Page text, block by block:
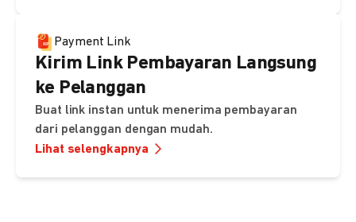
Payment Link
Kirim Link Pembayaran Langsung
ke Pelanggan
Buat link instan untuk menerima pembayaran
dari pelanggan dengan mudah.
Lihat selengkapnya